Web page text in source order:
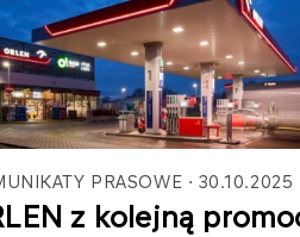
PRASOWE 30.10.2025
z kolejną